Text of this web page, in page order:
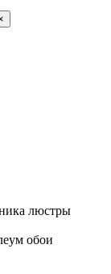
люстры
обои